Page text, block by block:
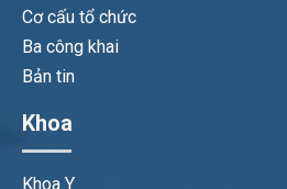
Cơ cấu tổ chức
Ba công khai
Bản tin
Khoa
Khoa Y